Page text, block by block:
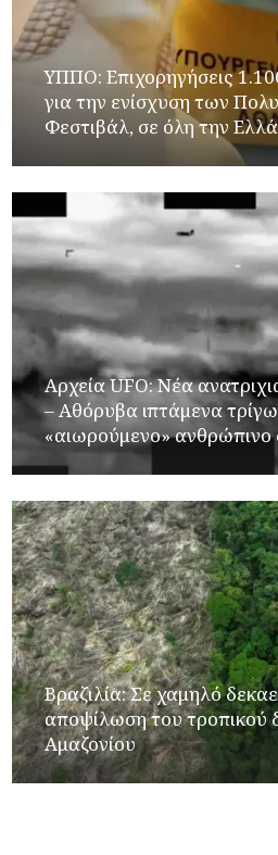
ΥΠΠΟ: Επιχορηγήσεις
για την ενίσχυση των
Φεστιβάλ, σε όλη την
Αρχεία UFO: Νέα
– Αθόρυβα ιπτάμενα
«αιωρούμενο»
Βραζιλία: Σε χαμηλό
αποψίλωση του τροπικού
Αμαζονίου